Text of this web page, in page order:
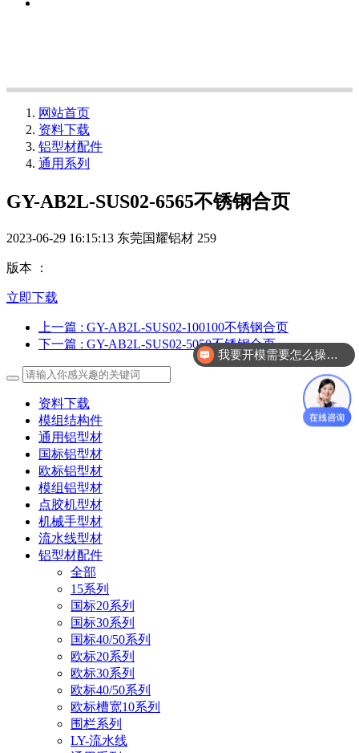
网站首页
资料下载
铝型材配件
通用系列
GY-AB2L-SUS02-6565不锈钢合页
2023-06-29 16:15:13 东莞国耀铝材 259
版本 ：
立即下载
上一篇 : GY-AB2L-SUS02-100100不锈钢合页
下一篇 : GY-AB2L-SUS02-5050不锈钢合页
资料下载
模组结构件
通用铝型材
国标铝型材
欧标铝型材
模组铝型材
点胶机型材
机械手型材
流水线型材
铝型材配件
全部
15系列
国标20系列
国标30系列
国标40/50系列
欧标20系列
欧标30系列
欧标40/50系列
欧标槽宽10系列
围栏系列
LY-流水线
我要开模需要怎么操作？